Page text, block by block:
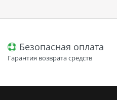
Безопасная оплата
Гарантия возврата средств